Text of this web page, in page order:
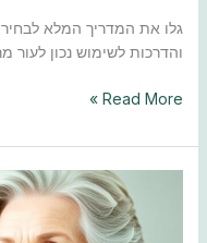
גלו את המדריך המלא
והדרכות לשימוש נכון לעור
Read More »